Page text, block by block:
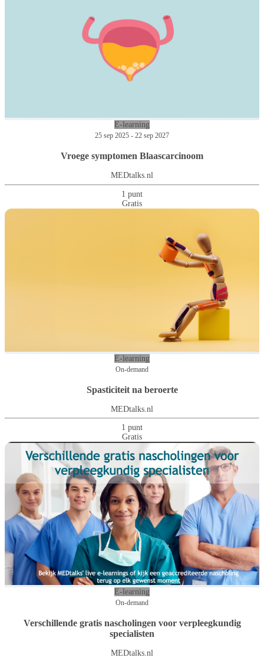
E-learning
25 sep 2025 - 22 sep 2027
Vroege symptomen Blaascarcinoom
MEDtalks.nl
1 punt
Gratis
E-learning
On-demand
Spasticiteit na beroerte
MEDtalks.nl
1 punt
Gratis
E-learning
On-demand
Verschillende gratis nascholingen voor verpleegkundig
specialisten
MEDtalks.nl